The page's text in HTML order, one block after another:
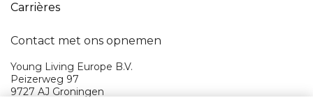
Carrières
Contact met ons opnemen
Young Living Europe B.V.
Peizerweg 97
9727 AJ Groningen